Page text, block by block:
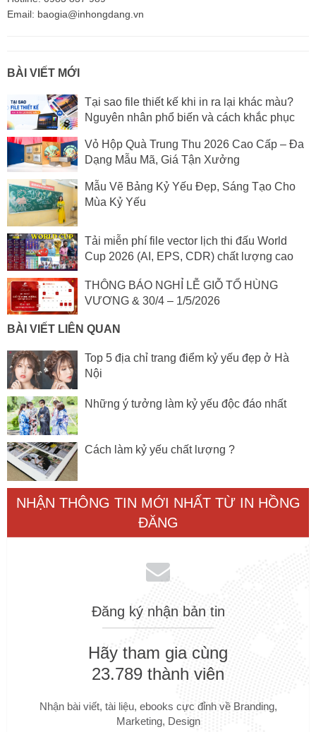
Email: baogia@inhongdang.vn
BÀI VIẾT MỚI
Tại sao file thiết kế khi in ra lại khác màu?
Nguyên nhân phổ biến và cách khắc phục
Vỏ Hộp Quà Trung Thu 2026 Cao Cấp – Đa
Dạng Mẫu Mã, Giá Tận Xưởng
Mẫu Vẽ Bảng Kỷ Yếu Đẹp, Sáng Tạo Cho
Mùa Kỷ Yếu
Tải miễn phí file vector lịch thi đấu World
Cup 2026 (AI, EPS, CDR) chất lượng cao
THÔNG BÁO NGHỈ LỄ GIỖ TỔ HÙNG
VƯƠNG & 30/4 – 1/5/2026
BÀI VIẾT LIÊN QUAN
Top 5 địa chỉ trang điểm kỷ yếu đẹp ở Hà
Nội
Những ý tưởng làm kỷ yếu độc đáo nhất
Cách làm kỷ yếu chất lượng ?
NHẬN THÔNG TIN MỚI NHẤT TỪ IN HỒNG
ĐĂNG
Đăng ký nhận bản tin
Hãy tham gia cùng
23.789 thành viên
Nhận bài viết, tài liệu, ebooks cực đỉnh về Branding,
Marketing, Design